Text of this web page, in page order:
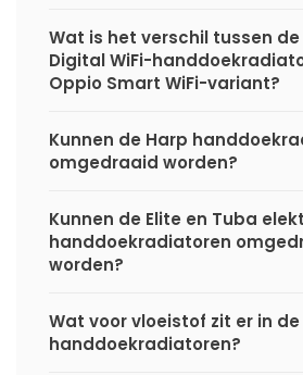
Wat is het verschil tussen de
Digital WiFi-
Oppio Smart WiFi-variant?
Kunnen de Harp
omgedraaid worden?
Kunnen de Elite en Tuba
handdoekradiatoren
worden?
Wat voor vloeistof zit er in
handdoekradiatoren?